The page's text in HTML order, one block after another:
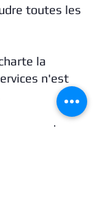
toutes les
la
n'est
de